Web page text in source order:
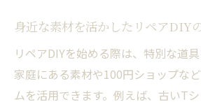
身近な素材を活かしたリペアDIY
リペアDIYを始める際は、特別な道具
家庭にある素材や100円ショップな
ムを活用できます。例えば、古いT